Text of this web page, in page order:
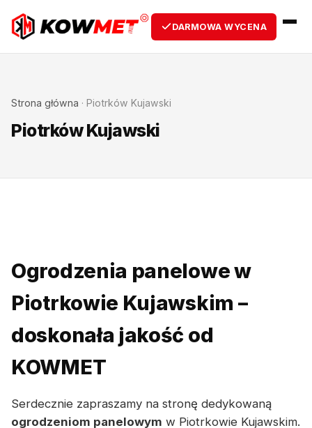
DARMOWA WYCENA
Strona główna · Piotrków Kujawski
Piotrków Kujawski
Ogrodzenia panelowe w
Piotrkowie Kujawskim –
doskonała jakość od
KOWMET
Serdecznie zapraszamy na stronę dedykowaną
ogrodzeniom panelowym w Piotrkowie Kujawskim.